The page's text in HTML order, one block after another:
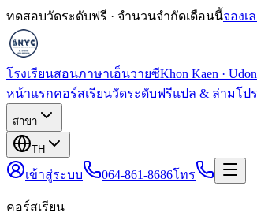
ทดสอบวัดระดับฟรี · จำนวนจำกัดเดือนนี้จองเ
โรงเรียนสอนภาษาเอ็นวายซีKhon Kaen ·
หน้าแรกคอร์สเรียนวัดระดับฟรีแปล & ล่ามโป
สาขา
TH
เข้าสู่ระบบ 064-861-8686โทร
คอร์สเรียน